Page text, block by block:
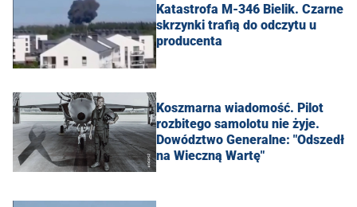
Katastrofa M-346 Bielik. Czarne
skrzynki trafią do odczytu u
producenta
Koszmarna wiadomość. Pilot
rozbitego samolotu nie żyje.
Dowództwo Generalne: "Odszedł
na Wieczną Wartę"